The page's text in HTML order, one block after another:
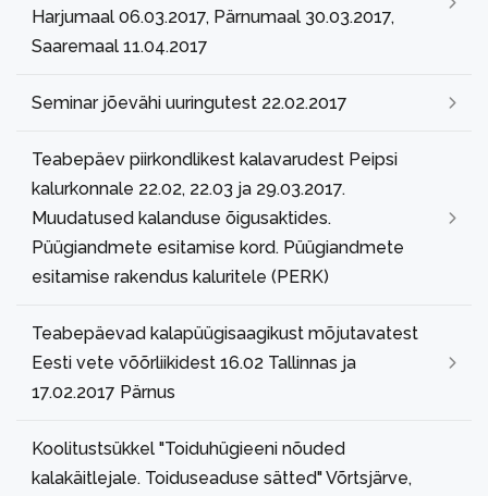
Harjumaal 06.03.2017, Pärnumaal 30.03.2017,
Saaremaal 11.04.2017
Seminar jõevähi uuringutest 22.02.2017
Teabepäev piirkondlikest kalavarudest Peipsi
kalurkonnale 22.02, 22.03 ja 29.03.2017.
Muudatused kalanduse õigusaktides.
Püügiandmete esitamise kord. Püügiandmete
esitamise rakendus kaluritele (PERK)
Teabepäevad kalapüügisaagikust mõjutavatest
Eesti vete võõrliikidest 16.02 Tallinnas ja
17.02.2017 Pärnus
Koolitustsükkel "Toiduhügieeni nõuded
kalakäitlejale. Toiduseaduse sätted" Võrtsjärve,